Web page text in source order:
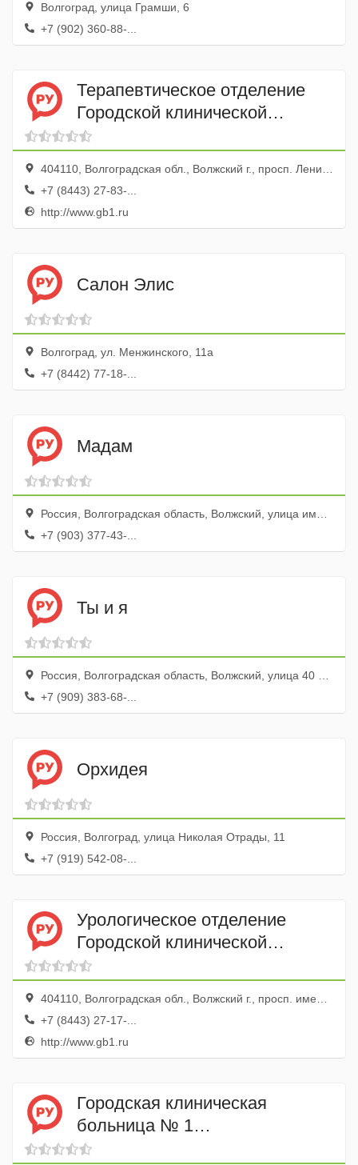
Волгоград, улица Грамши, 6
+7 (902) 360-88-...
Терапевтическое отделение
Городской клинической
больницы № 1
404110, Волгоградская обл., Волжский г., просп. Ленина, 137
+7 (8443) 27-83-...
http://www.gb1.ru
Салон Элис
Волгоград, ул. Менжинского, 11а
+7 (8442) 77-18-...
Мадам
Россия, Волгоградская область, Волжский, улица имени Генерала Карбышева, 48
+7 (903) 377-43-...
Ты и я
Россия, Волгоградская область, Волжский, улица 40 лет Победы, 21
+7 (909) 383-68-...
Орхидея
Россия, Волгоград, улица Николая Отрады, 11
+7 (919) 542-08-...
Урологическое отделение
Городской клинической
больницы № 1
404110, Волгоградская обл., Волжский г., просп. имени Ленина, 137, эт. 7
+7 (8443) 27-17-...
http://www.gb1.ru
Городская клиническая
больница № 1
Неврологическое отделение